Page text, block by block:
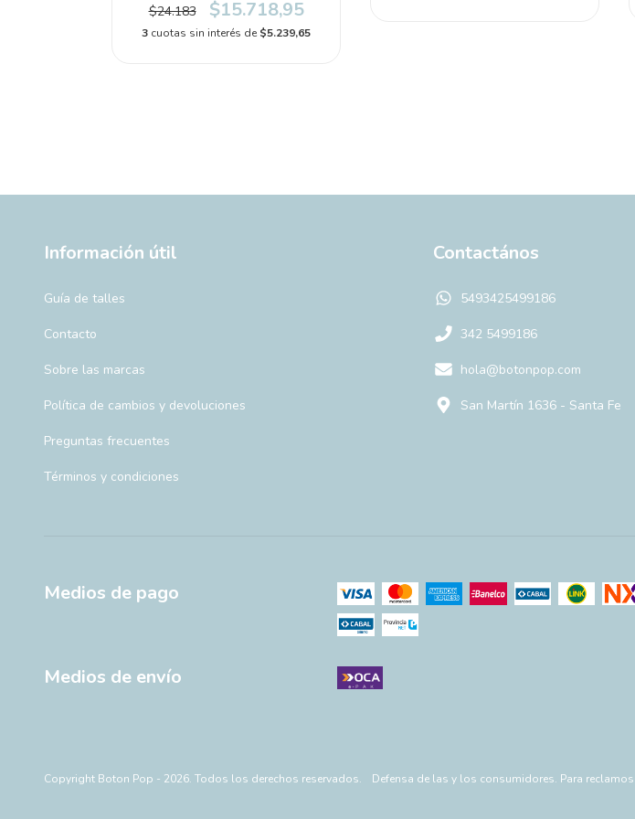
$24.183 $15.718,95
3 cuotas sin interés de $5.239,65
Información útil
Guía de talles
Contacto
Sobre las marcas
Política de cambios y devoluciones
Preguntas frecuentes
Términos y condiciones
Contactános
5493425499186
342 5499186
hola@botonpop.com
San Martín 1636 - Santa Fe
Medios de pago
Medios de envío
Copyright Boton Pop - 2026. Todos los derechos reservados. Defensa de las y los consumidores. Para reclamos